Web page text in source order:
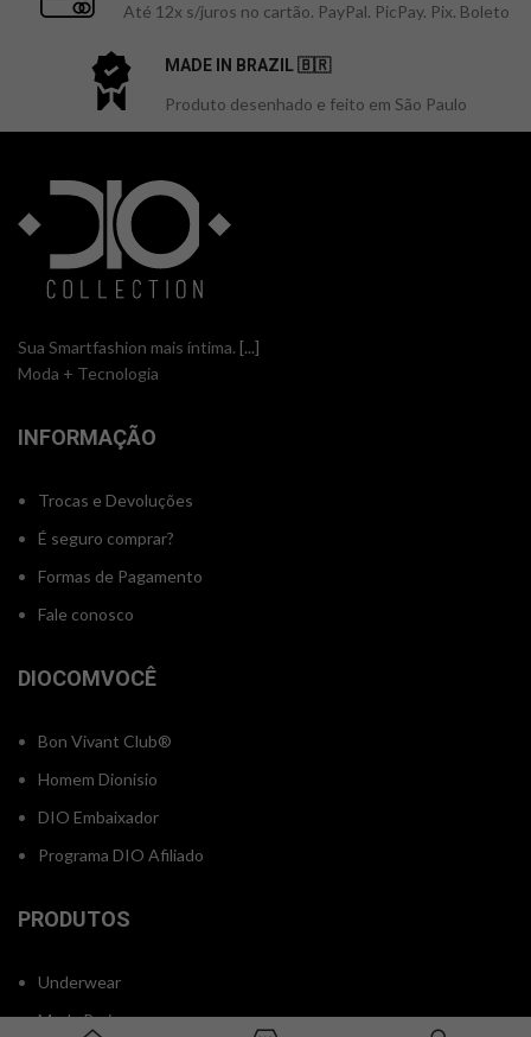
Até 12x s/juros no cartão. PayPal. PicPay. Pix. Boleto
MADE IN BRAZIL 🇧🇷
Produto desenhado e feito em São Paulo
Sua Smartfashion mais íntima. [...]
Moda + Tecnologia
INFORMAÇÃO
Trocas e Devoluções
É seguro comprar?
Formas de Pagamento
Fale conosco
DIOCOMVOCÊ
Bon Vivant Club®
Homem Dionisio
DIO Embaixador
Programa DIO Afiliado
PRODUTOS
Underwear
Moda Praia